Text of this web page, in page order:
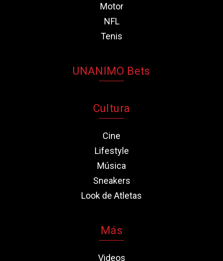
Motor
NFL
Tenis
UNANIMO Bets
Cultura
Cine
Lifestyle
Música
Sneakers
Look de Atletas
Más
Videos